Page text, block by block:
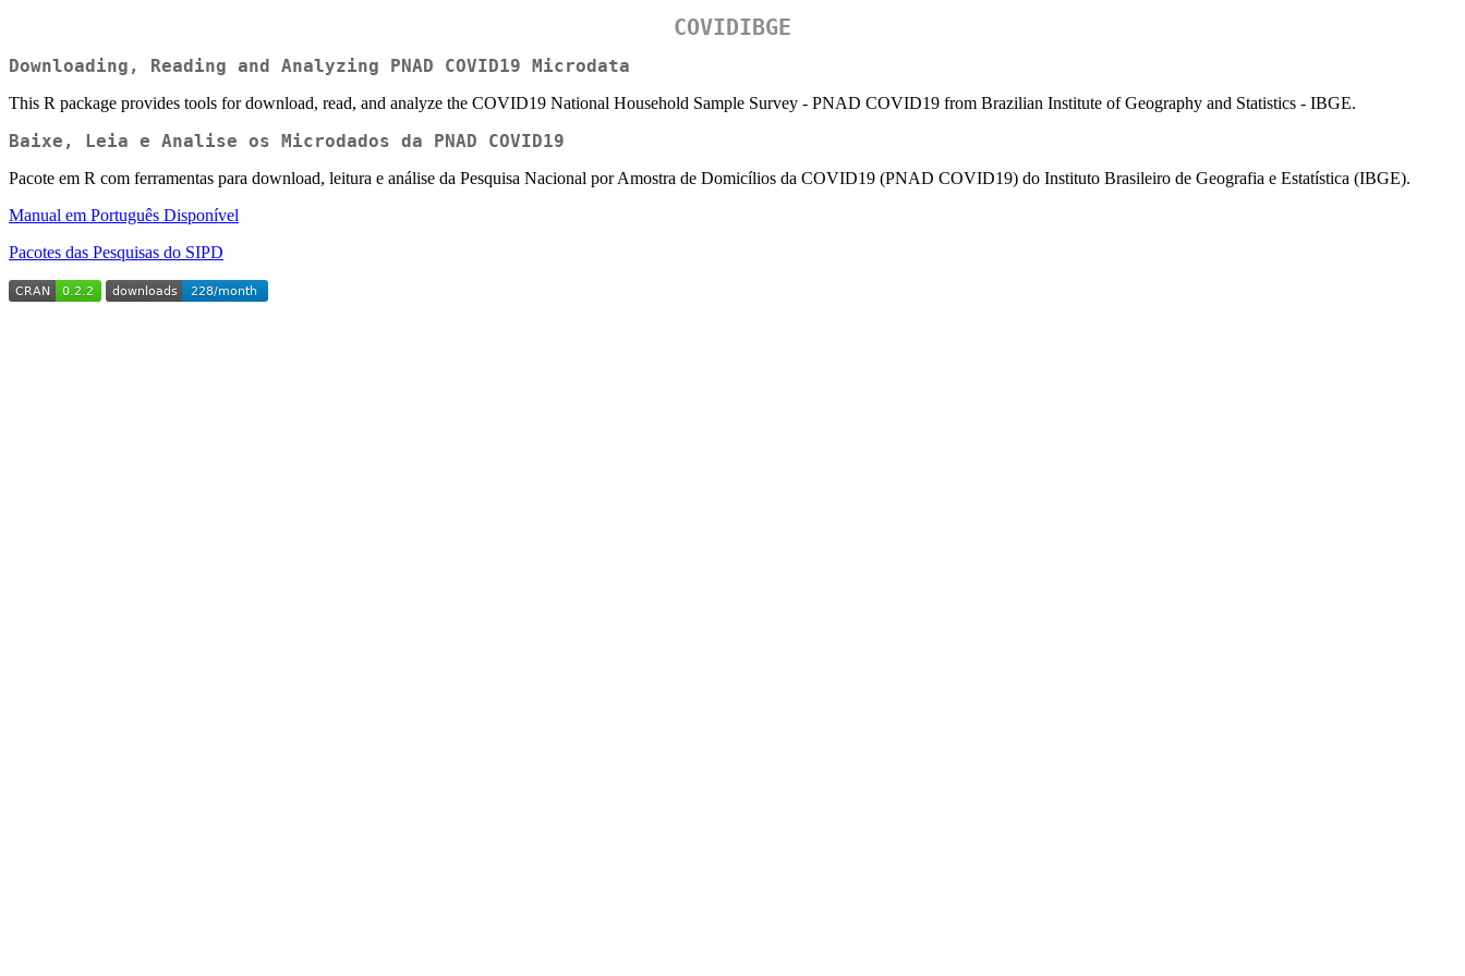
COVIDIBGE
Downloading, Reading and Analyzing PNAD COVID19 Microdata
This R package provides tools for download, read, and analyze the COVID19 National Household Sample Survey - PNAD COVID19 from Brazilian Institute of Geography and Statistics - IBGE.
Baixe, Leia e Analise os Microdados da PNAD COVID19
Pacote em R com ferramentas para download, leitura e análise da Pesquisa Nacional por Amostra de Domicílios da COVID19 (PNAD COVID19) do Instituto Brasileiro de Geografia e Estatística (IBGE).
Manual em Português Disponível
Pacotes das Pesquisas do SIPD